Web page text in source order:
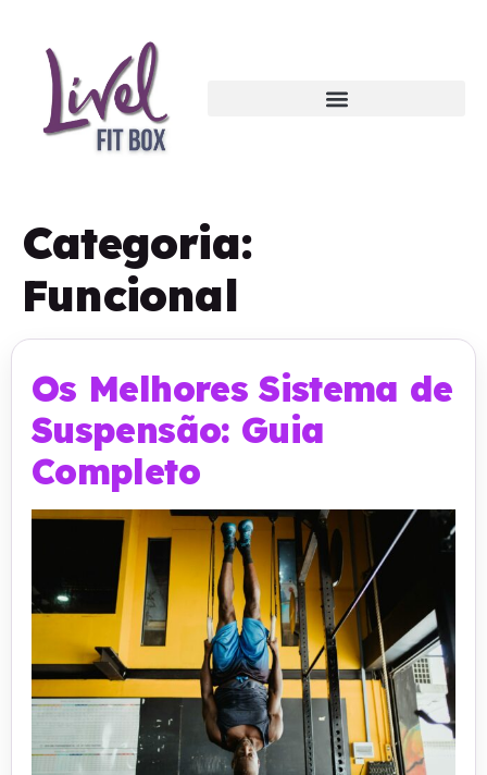
Categoria:
Funcional
Os Melhores Sistema de
Suspensão: Guia
Completo